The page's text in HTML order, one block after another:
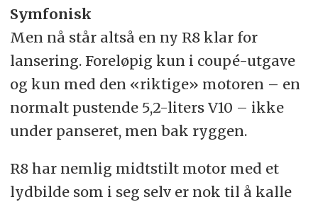
Symfonisk
Men nå står altså en ny R8 klar for
lansering. Foreløpig kun i coupé-utgave
og kun med den «riktige» motoren – en
normalt pustende 5,2-liters V10 – ikke
under panseret, men bak ryggen.
R8 har nemlig midtstilt motor med et
lydbilde som i seg selv er nok til å kalle